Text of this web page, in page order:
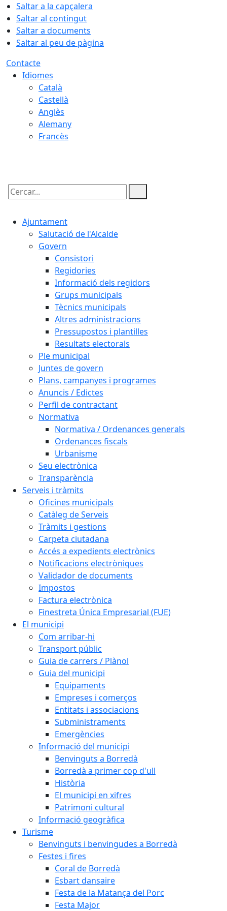
Saltar a la capçalera
Saltar al contingut
Saltar a documents
Saltar al peu de pàgina
Contacte
Idiomes
Català
Castellà
Anglès
Alemany
Francès
Cercar:
Ajuntament
Salutació de l'Alcalde
Govern
Consistori
Regidories
Informació dels regidors
Grups municipals
Tècnics municipals
Altres administracions
Pressupostos i plantilles
Resultats electorals
Ple municipal
Juntes de govern
Plans, campanyes i programes
Anuncis / Edictes
Perfil de contractant
Normativa
Normativa / Ordenances generals
Ordenances fiscals
Urbanisme
Seu electrònica
Transparència
Serveis i tràmits
Oficines municipals
Catàleg de Serveis
Tràmits i gestions
Carpeta ciutadana
Accés a expedients electrònics
Notificacions electròniques
Validador de documents
Impostos
Factura electrònica
Finestreta Única Empresarial (FUE)
El municipi
Com arribar-hi
Transport públic
Guia de carrers / Plànol
Guia del municipi
Equipaments
Empreses i comerços
Entitats i associacions
Subministraments
Emergències
Informació del municipi
Benvinguts a Borredà
Borredà a primer cop d'ull
Història
El municipi en xifres
Patrimoni cultural
Informació geogràfica
Turisme
Benvinguts i benvingudes a Borredà
Festes i fires
Coral de Borredà
Esbart dansaire
Festa de la Matança del Porc
Festa Major